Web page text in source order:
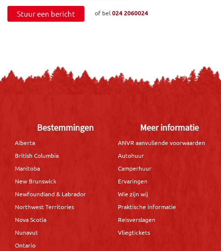
Stuur een bericht of bel024 2060024
Bestemmingen
Alberta
British Columbia
Manitoba
New Brunswick
Newfoundland & Labrador
Northwest Territories
Nova Scotia
Nunavut
Ontario
Meer informatie
ANVR aanvullende voorwaarden
Autohuur
Camperhuur
Ervaringen
Wie zijn wij
Praktische informatie
Reisverslagen
Vliegtickets